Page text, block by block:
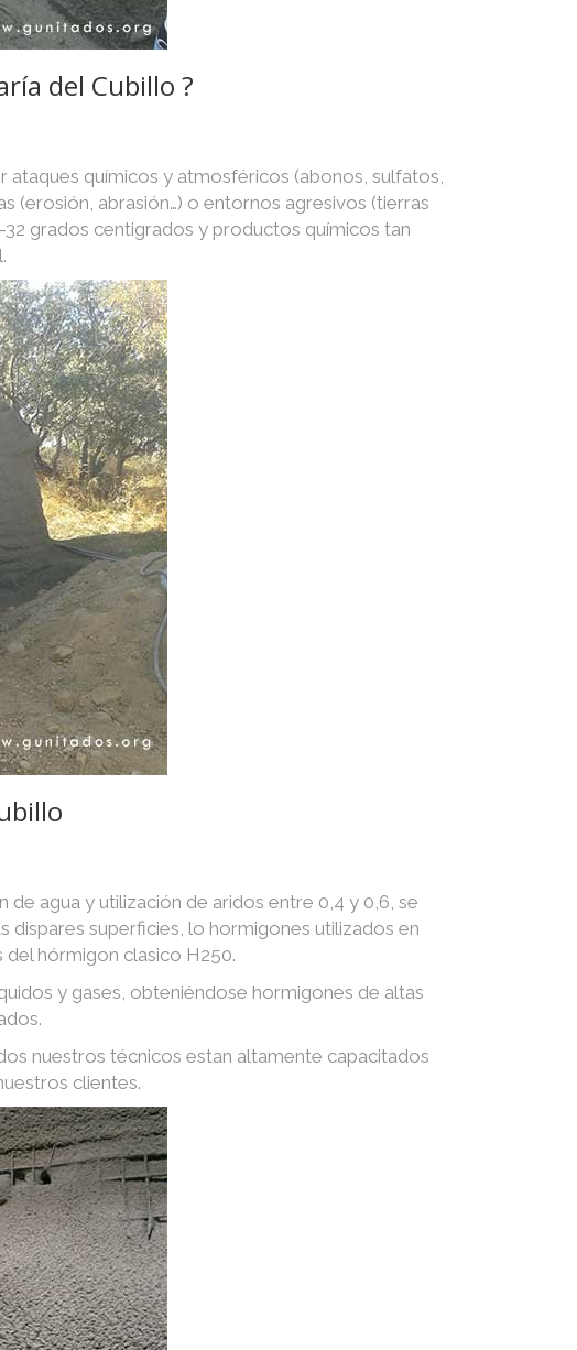
del Cubillo ?
ataques químicos y atmosféricos (abonos, sulfatos,
(erosión, abrasión…) o entornos agresivos (tierras
grados centigrados y productos químicos tan
agua y utilización de aridos entre 0,4 y 0,6, se
superficies, lo hormigones utilizados en
hórmigon clasico H250.
y gases, obteniéndose hormigones de altas
nuestros técnicos estan altamente capacitados
clientes.